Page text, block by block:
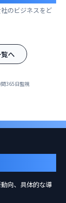
のビジネスをど
へ
365日監視
向、具体的な導